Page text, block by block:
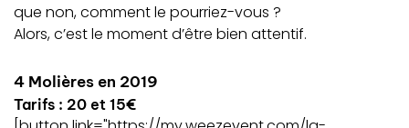
que non, comment le pourriez-vous ?
Alors, c’est le moment d’être bien attentif.
4 Molières en 2019
Tarifs : 20 et 15€